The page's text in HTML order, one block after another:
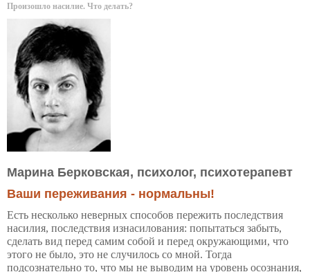
Произошло насилие. Что делать?
Марина Берковская, психолог, психотерапевт
Ваши переживания - нормальны!
Есть несколько неверных способов пережить последствия
насилия, последствия изнасилования: попытаться забыть,
сделать вид перед самим собой и перед окружающими, что
этого не было, это не случилось со мной. Тогда
подсознательно то, что мы не выводим на уровень осознания,